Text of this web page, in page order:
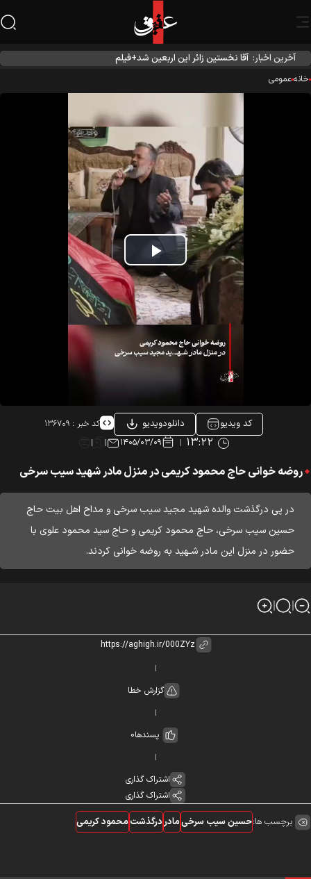
آخرین اخبار: آقا نخستین زائر این اربعین شد+فیلم
عمومی
Play
Video
کد ویدیو دانلودویدیو کد خبر : ۱۳۶۷۰۹
۱۳:۲۲ ۱۴۰۵/۰۳/۰۹
روضه خوانی حاج محمود کریمی در منزل مادر شهید سیب سرخی
در پی درگذشت والده شهید مجید سیب سرخی و مداح اهل بیت حاج
حسین سیب سرخی، حاج محمود کریمی و حاج سید محمود علوی با
حضور در منزل این مادر شـهید به روضه خوانی کردند.
گزارش خطا
پسندها0
اشتراک گذاری
اشتراک گذاری
برچسب ها:حسین سیب سرخیمادردرگذشتمحمود کریمی